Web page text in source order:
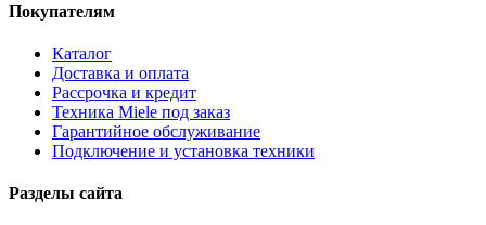
Покупателям
Каталог
Доставка и оплата
Рассрочка и кредит
Техника Miele под заказ
Гарантийное обслуживание
Подключение и установка техники
Разделы сайта